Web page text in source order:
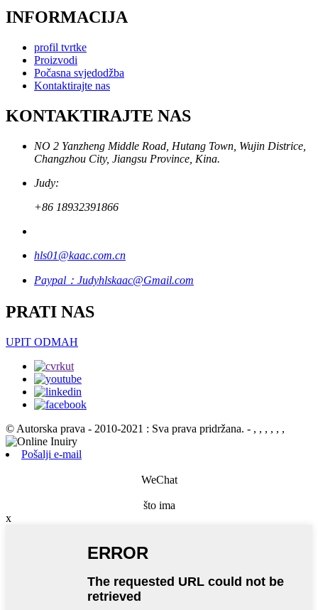
INFORMACIJA
profil tvrtke
Proizvodi
Počasna svjedodžba
Kontaktirajte nas
KONTAKTIRAJTE NAS
NO 2 Yanzheng Middle Road, Hutang Town, Wujin Districe,
Changzhou City, Jiangsu Province, Kina.
Judy:
+86 18932391866
hls01@kaac.com.cn
Paypal：Judyhlskaac@Gmail.com
PRATI NAS
UPIT ODMAH
© Autorska prava - 2010-2021 : Sva prava pridržana. - , , , , , ,
Pošalji e-mail
WeChat
što ima
x